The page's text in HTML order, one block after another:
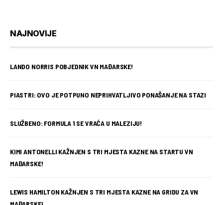
NAJNOVIJE
LANDO NORRIS POBJEDNIK VN MAĐARSKE!
PIASTRI: OVO JE POTPUNO NEPRIHVATLJIVO PONAŠANJE NA STAZI
SLUŽBENO: FORMULA 1 SE VRAĆA U MALEZIJU!
KIMI ANTONELLI KAŽNJEN S TRI MJESTA KAZNE NA STARTU VN
MAĐARSKE!
LEWIS HAMILTON KAŽNJEN S TRI MJESTA KAZNE NA GRIDU ZA VN